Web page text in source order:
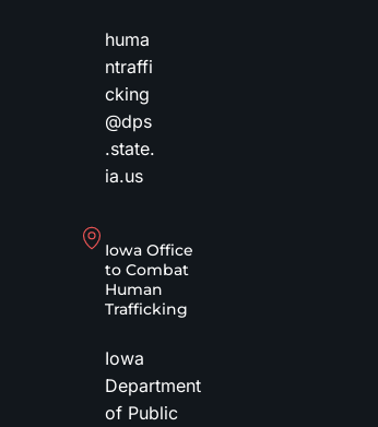
huma
ntraffi
cking
@dps
.state.
ia.us
Iowa Office
to Combat
Human
Trafficking
Iowa
Department
of Public